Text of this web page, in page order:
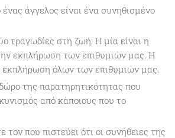
άγγελος είναι ένα συνηθισμένο
τραγωδίες στη ζωή: Η μία είναι η
εκπλήρωση των επιθυμιών μας. Η
εκπλήρωση όλων των επιθυμιών μας.
της παρατηρητικότητας που
από κάποιους που το
τον που πιστεύει ότι οι συνήθειες της